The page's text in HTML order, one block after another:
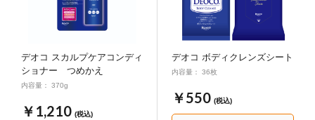
デオコ スカルプケアコンディ
ショナー つめかえ
内容量： 370g
￥1,210 (税込)
デオコ ボディクレンズシート
内容量： 36枚
￥550 (税込)